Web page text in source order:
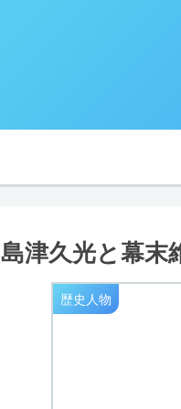
島津久光と幕末
歴史人物